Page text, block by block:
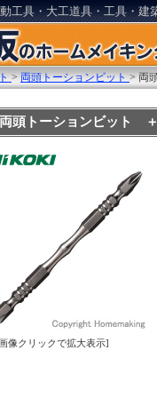
工具・大工道具・工具・建
>両頭トーションビット >両
両頭トーションビット
像クリックで拡大表示]